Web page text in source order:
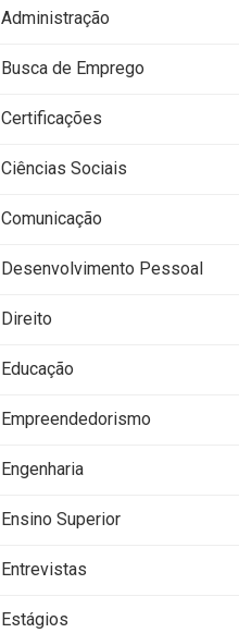
Administração
Busca de Emprego
Certificações
Ciências Sociais
Comunicação
Desenvolvimento Pessoal
Direito
Educação
Empreendedorismo
Engenharia
Ensino Superior
Entrevistas
Estágios